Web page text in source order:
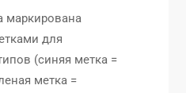
маркирована
для
(синяя метка =
метка =